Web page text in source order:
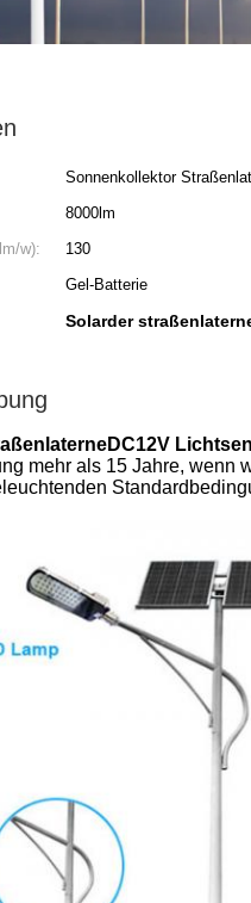
Sonnenkollektor
8000lm
w):
130
Gel-Batterie
Solarder
mehr als 15 Jahre,